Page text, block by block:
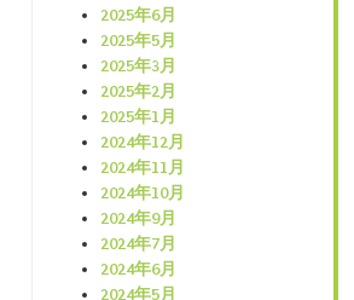
2025年6月
2025年5月
2025年3月
2025年2月
2025年1月
2024年12月
2024年11月
2024年10月
2024年9月
2024年7月
2024年6月
2024年5月